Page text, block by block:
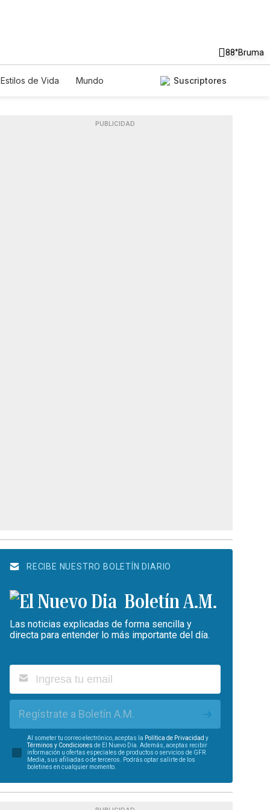
88°Bruma
Estilos de Vida
Mundo
Suscriptores
PUBLICIDAD
RECIBE NUESTRO BOLETÍN DIARIO
Boletín A.M.
Las noticias explicadas de forma sencilla y
directa para entender lo más importante del día.
Regístrate a Boletín A.M.
Al someter tu correo electrónico, aceptas la Política de Privacidad y
Términos y Condiciones de El Nuevo Día. Además, aceptas recibir
información u ofertas especiales de productos o servicios de GFR
Media, sus afiliadas o de terceros. Podrás optar salirte de los
boletines en cualquier momento.